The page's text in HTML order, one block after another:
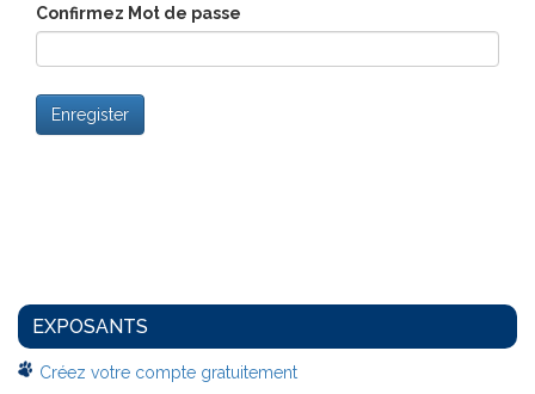
Confirmez Mot de passe
Enregister
EXPOSANTS
Créez votre compte gratuitement